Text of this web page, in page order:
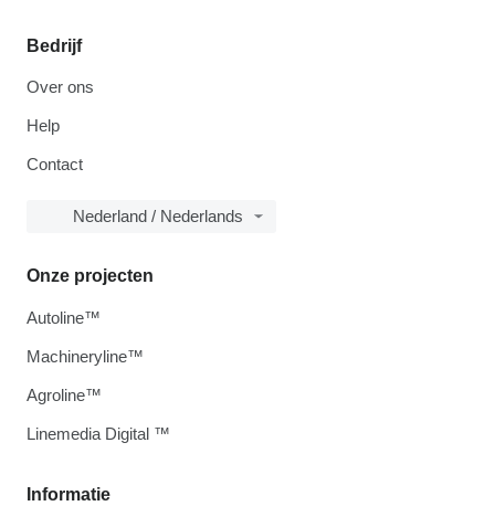
Bedrijf
Over ons
Help
Contact
Nederland / Nederlands
Informatie
Onze projecten
Autoline™
Machineryline™
Agroline™
Linemedia Digital ™